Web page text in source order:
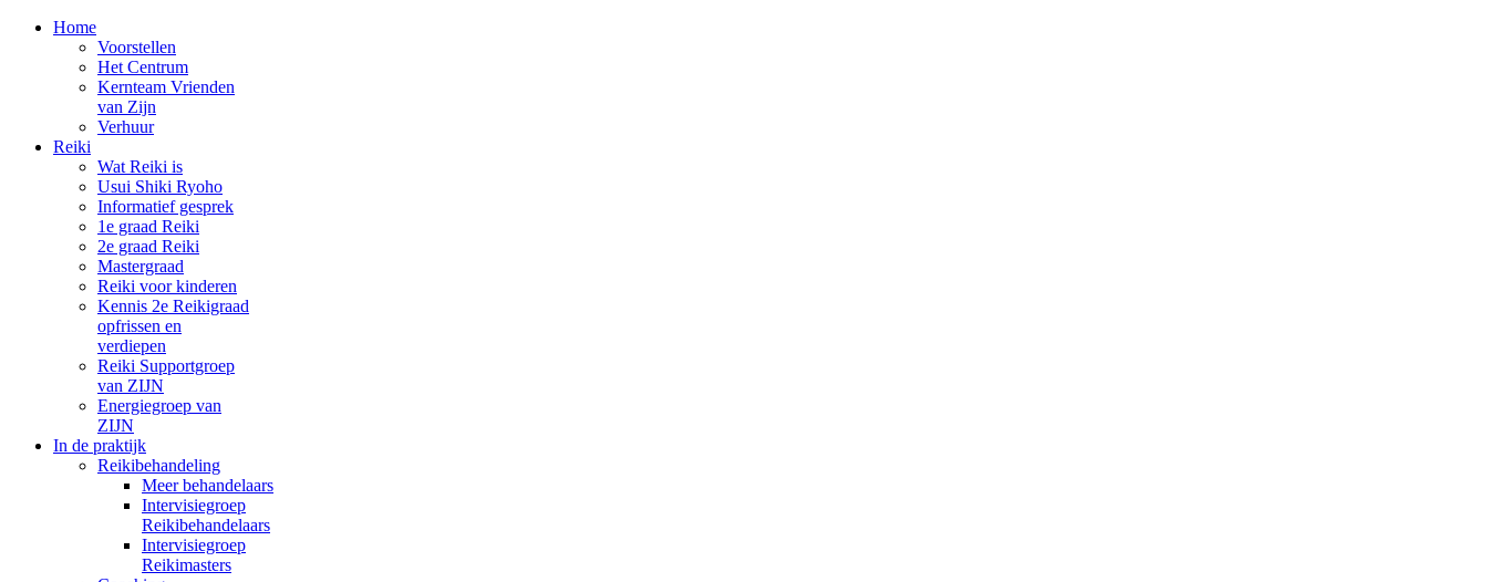
Home
Voorstellen
Het Centrum
Kernteam Vrienden
van Zijn
Verhuur
Reiki
Wat Reiki is
Usui Shiki Ryoho
Informatief gesprek
1e graad Reiki
2e graad Reiki
Mastergraad
Reiki voor kinderen
Kennis 2e Reikigraad
opfrissen en
verdiepen
Reiki Supportgroep
van ZIJN
Energiegroep van
ZIJN
In de praktijk
Reikibehandeling
Meer behandelaars
Intervisiegroep
Reikibehandelaars
Intervisiegroep
Reikimasters